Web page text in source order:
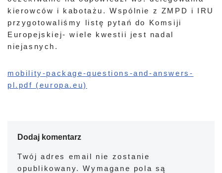
kierowców i kabotażu. Wspólnie z ZMPD i IRU
przygotowaliśmy listę pytań do Komsiji
Europejskiej- wiele kwestii jest nadal
niejasnych.
mobility-package-questions-and-answers-
pl.pdf (europa.eu)
Dodaj komentarz
Twój adres email nie zostanie
opublikowany.
Wymagane pola są